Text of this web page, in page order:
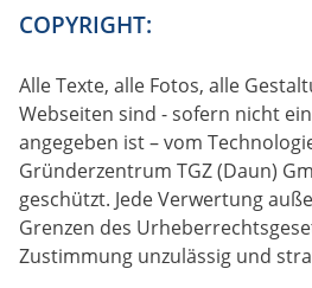
COPYRIGHT:
Alle Texte, alle Fotos, alle
Webseiten sind - sofern nicht
angegeben ist – vom
Gründerzentrum TGZ (Daun)
geschützt. Jede Verwertung
Grenzen des
Zustimmung unzulässig und